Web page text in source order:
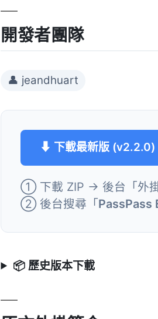
開發者團隊
👤 jeandhuart
⬇ 下載最新版 (v2.2.0)
① 下載 ZIP → 後台「外掛
② 後台搜尋「PassPass
📦 歷史版本下載